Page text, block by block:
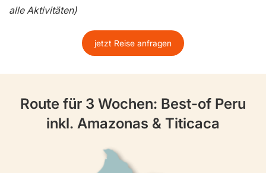
alle Aktivitäten)
jetzt Reise anfragen
Route für 3 Wochen: Best-of Peru
inkl. Amazonas & Titicaca